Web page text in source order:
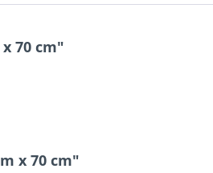
70 cm"
x 70 cm"